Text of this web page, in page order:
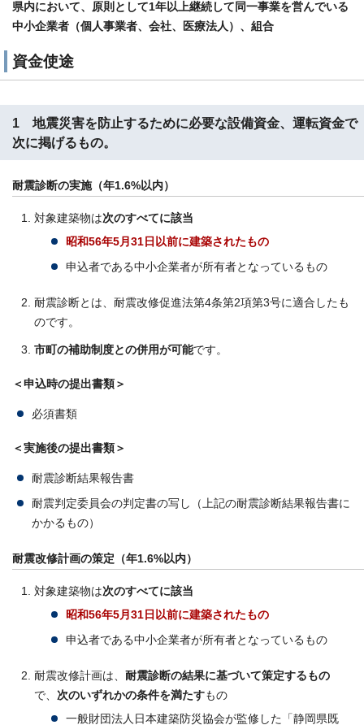
県内において、原則として1年以上継続して同一事業を営んでいる
中小企業者（個人事業者、会社、医療法人）、組合
資金使途
1 地震災害を防止するために必要な設備資金、運転資金で
次に掲げるもの。
耐震診断の実施（年1.6%以内）
対象建築物は次のすべてに該当
昭和56年5月31日以前に建築されたもの
申込者である中小企業者が所有者となっているもの
耐震診断とは、耐震改修促進法第4条第2項第3号に適合したも
のです。
市町の補助制度との併用が可能です。
＜申込時の提出書類＞
必須書類
＜実施後の提出書類＞
耐震診断結果報告書
耐震判定委員会の判定書の写し（上記の耐震診断結果報告書に
かかるもの）
耐震改修計画の策定（年1.6%以内）
対象建築物は次のすべてに該当
昭和56年5月31日以前に建築されたもの
申込者である中小企業者が所有者となっているもの
耐震改修計画は、 耐震診断の結果に基づいて策定するもの
で、 次のいずれかの条件を満たすもの
一般財団法人日本建築防災協会が監修した「静岡県既